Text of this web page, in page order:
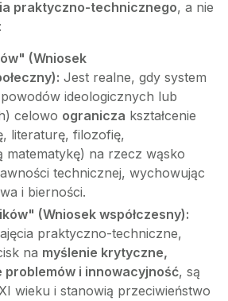
praktyczno-technicznego, a nie
(Wniosek
Jest realne, gdy system
ideologicznych lub
celowo ogranicza kształcenie
literaturę, filozofię,
matematykę) na rzecz wąsko
technicznej, wychowując
i bierności.
(Wniosek współczesny):
praktyczno-techniczne,
na myślenie krytyczne,
problemów i innowacyjność, są
wieku i stanowią przeciwieństwo